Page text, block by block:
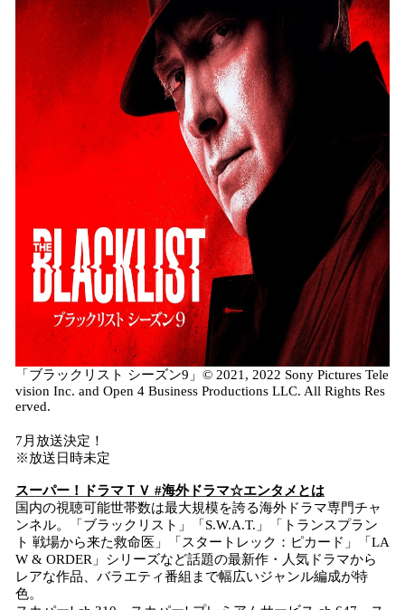
「ブラックリスト シーズン9」© 2021, 2022 Sony Pictures Tele
vision Inc. and Open 4 Business Productions LLC. All Rights Res
erved.
7月放送決定！
※放送日時未定
スーパー！ドラマＴＶ #海外ドラマ☆エンタメとは
国内の視聴可能世帯数は最大規模を誇る海外ドラマ専門チャ
ンネル。「ブラックリスト」「S.W.A.T.」「トランスプラン
ト 戦場から来た救命医」「スタートレック：ピカード」「LA
W & ORDER」シリーズなど話題の最新作・人気ドラマから
レアな作品、バラエティ番組まで幅広いジャンル編成が特
色。